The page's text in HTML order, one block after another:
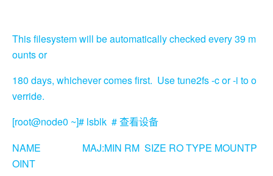
This filesystem will be automatically checked every 39 m
ounts or
180 days, whichever comes first. Use tune2fs -c or -i to o
verride.
[root@node0 ~]# lsblk # 查看设备
NAME MAJ:MIN RM SIZE RO TYPE MOUNTP
OINT